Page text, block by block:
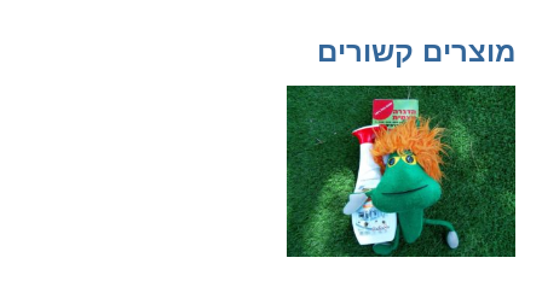
מוצרים קשורים